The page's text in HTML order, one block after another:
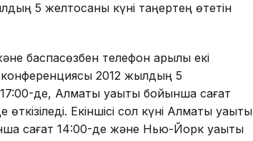
5 желтоқсаны күні таңертең өтетін
баспасөзбен телефон арқылы екі
конференциясы 2012 жылдың 5
де, Алматы уақыты бойынша сағат
Екіншісі сол күні Алматы уақыты
сағат 14:00-де және Нью-Йорк уақыты